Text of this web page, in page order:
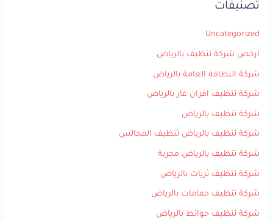
تصنيفات
Uncategorized
ارخص شركة تنظيف بالرياض
شركة النظافة العامة بالرياض
شركة تنظيف افران غاز بالرياض
شركة تنظيف بالرياض
شركة تنظيف بالرياض تنظيف المجالس
شركة تنظيف بالرياض مجربة
شركة تنظيف ثريات بالرياض
شركة تنظيف حمامات بالرياض
شركة تنظيف حوائط بالرياض